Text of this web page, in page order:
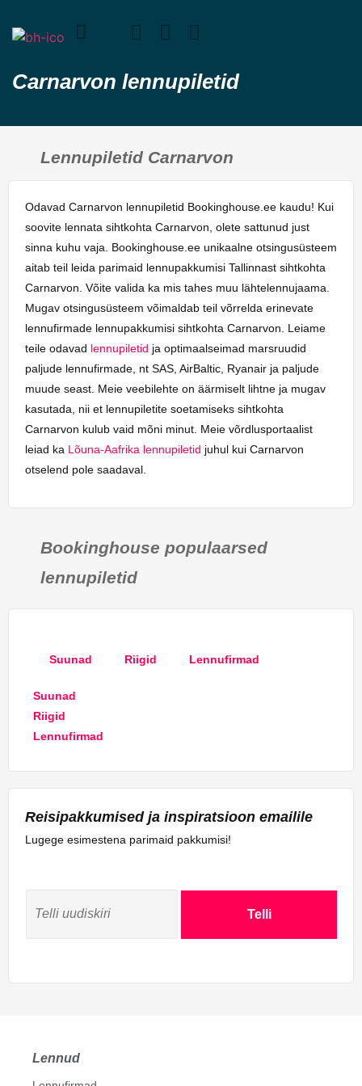
Carnarvon lennupiletid
Lennupiletid Carnarvon
Odavad Carnarvon lennupiletid Bookinghouse.ee kaudu! Kui
soovite lennata sihtkohta Carnarvon, olete sattunud just
sinna kuhu vaja. Bookinghouse.ee unikaalne otsingusüsteem
aitab teil leida parimaid lennupakkumisi Tallinnast sihtkohta
Carnarvon. Võite valida ka mis tahes muu lähtelennujaama.
Mugav otsingusüsteem võimaldab teil võrrelda erinevate
lennufirmade lennupakkumisi sihtkohta Carnarvon. Leiame
teile odavad lennupiletid ja optimaalseimad marsruudid
paljude lennufirmade, nt SAS, AirBaltic, Ryanair ja paljude
muude seast. Meie veebilehte on äärmiselt lihtne ja mugav
kasutada, nii et lennupiletite soetamiseks sihtkohta
Carnarvon kulub vaid mõni minut. Meie võrdlusportaalist
leiad ka Lõuna-Aafrika lennupiletid juhul kui Carnarvon
otselend pole saadaval.
Bookinghouse populaarsed
lennupiletid
Suunad Riigid Lennufirmad
Suunad
Riigid
Lennufirmad
Reisipakkumised ja inspiratsioon emailile
Lugege esimestena parimaid pakkumisi!
Telli
Lennud